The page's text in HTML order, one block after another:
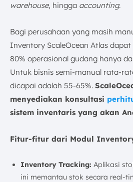
warehouse, hingga accounting.
Bagi perusahaan yang masih
Inventory ScaleOcean Atlas
80% operasional gudang hanya
Untuk bisnis semi-manual rata-
dicapai adalah 55-65%.
menyediakan konsultasi
sistem inventaris yang akan
Fitur-fitur dari Modul
Inventory Tracking: Aplikasi
ini memantau stok secara real-